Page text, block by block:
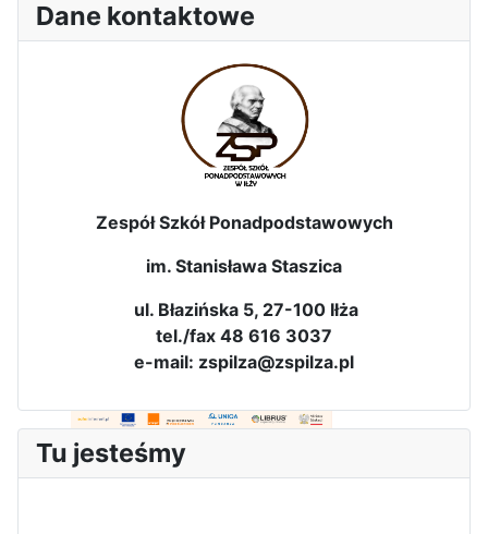
3-dniowa wycieczka klas 2, 3 i
4 technikum w Bieszczady
Wizyta edukacyjna w Areszcie
Śledczym w Radomiu
Bezpieczeństwo i kompetencje
uczniów - nasz priorytet
Dane kontaktowe
Zespół Szkół Ponadpodstawowych
im. Stanisława Staszica
ul. Błazińska 5, 27-100 Iłża
tel./fax 48 616 3037
e-mail: zspilza@zspilza.pl
Tu jesteśmy